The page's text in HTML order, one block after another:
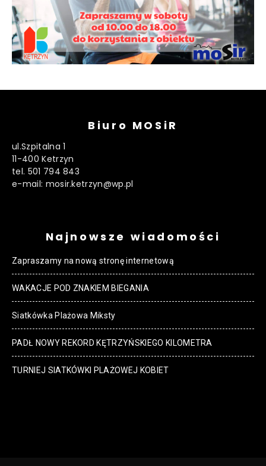
Biuro MOSiR
ul.Szpitalna 1
11-400 Ketrzyn
tel. 501 794 843
e-mail: mosir.ketrzyn@wp.pl
Najnowsze wiadomości
Zapraszamy na nową stronę internetową
WAKACJE POD ZNAKIEM BIEGANIA
Siatkówka Plażowa Miksty
PADŁ NOWY REKORD KĘTRZYŃSKIEGO KILOMETRA
TURNIEJ SIATKÓWKI PLAŻOWEJ KOBIET